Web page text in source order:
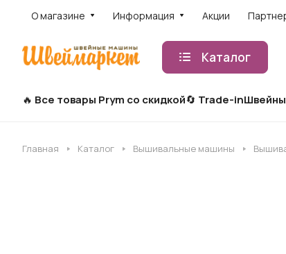
О магазине Информация Акции
Каталог
Все товары Prym со скидкой Trade-in
Главная Каталог Вышивальные машины